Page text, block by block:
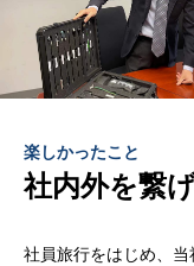
楽しかったこと
社内外を繋
社員旅行をはじめ、